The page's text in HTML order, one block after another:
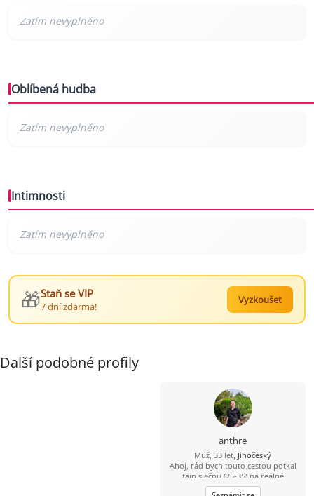
Oblíbená hudba
Intimnosti
🎁Staň se VIP
7 dní zdarma!
Vyzkoušet
Další podobné profily
anthre
Muž, 33 let, Jihočeský
Ahoj, rád bych touto cestou potkal
fajn slečnu (25-35) na reálné
seznámení. Že se sice jmenuji Dědek,